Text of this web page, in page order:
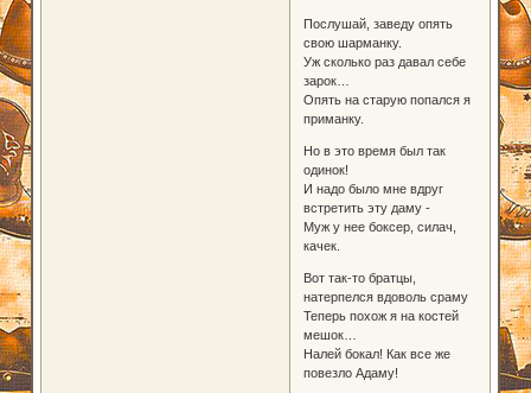
Послушай, заведу опять
свою шарманку.
Уж сколько раз давал себе
зарок…
Опять на старую попался я
приманку.
Но в это время был так
одинок!
И надо было мне вдруг
встретить эту даму -
Муж у нее боксер, силач,
качек.
Вот так-то братцы,
натерпелся вдоволь сраму
Теперь похож я на костей
мешок…
Налей бокал! Как все же
повезло Адаму!